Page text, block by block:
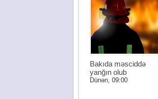
Bakıda məsciddə
yanğın olub
Dünən, 09:00